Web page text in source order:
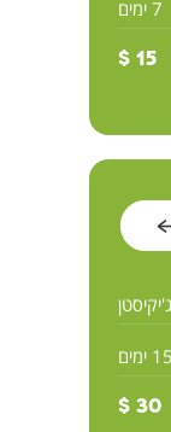
7 ימים
15 $
15 ימים
30 $